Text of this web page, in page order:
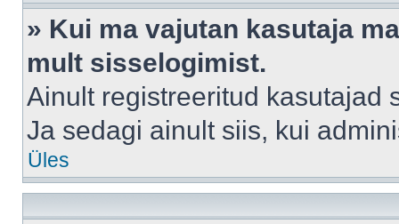
» Kui ma vajutan kasutaja
mult sisselogimist.
Ainult registreeritud kasutajad
Ja sedagi ainult siis, kui
Üles